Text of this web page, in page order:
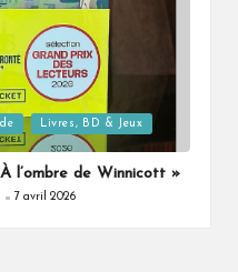
Livres, BD & Jeux
l’ombre de Winnicott »
7 avril 2026